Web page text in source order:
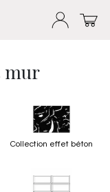
mur
Collection effet béton